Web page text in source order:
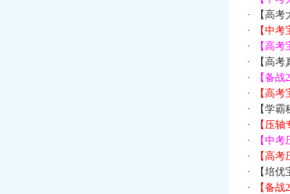
·
【高
·
【中
·
【高
·
【高
·
【备
·
【高
·
【学
·
【压
·
【中
·
【高
·
【培
·
【备